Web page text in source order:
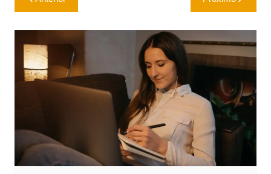
de
Post